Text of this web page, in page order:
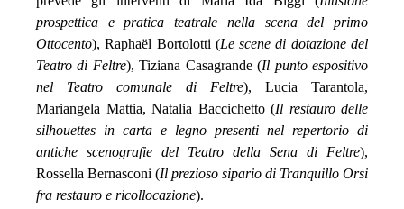
prospettica e pratica teatrale nella scena del primo
Ottocento), Raphaël Bortolotti (Le scene di dotazione del
Teatro di Feltre), Tiziana Casagrande (Il punto espositivo
nel Teatro comunale di Feltre), Lucia Tarantola,
Mariangela Mattia, Natalia Baccichetto (Il restauro delle
silhouettes in carta e legno presenti nel repertorio di
antiche scenografie del Teatro della Sena di Feltre),
Rossella Bernasconi (Il prezioso sipario di Tranquillo Orsi
fra restauro e ricollocazione).